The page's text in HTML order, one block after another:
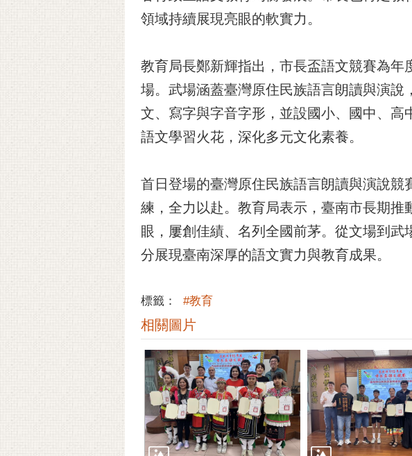
領域持續展現亮眼的軟實力。
教育局長鄭新輝指出，市長盃語文競賽為
場。武場涵蓋臺灣原住民族語言朗讀與演
文、寫字與字音字形，並設國小、國中、
語文學習火花，深化多元文化素養。
首日登場的臺灣原住民族語言朗讀與演說
練，全力以赴。教育局表示，臺南市長期
眼，屢創佳績、名列全國前茅。從文場到
分展現臺南深厚的語文實力與教育成果。
標籤： #教育
相關圖片